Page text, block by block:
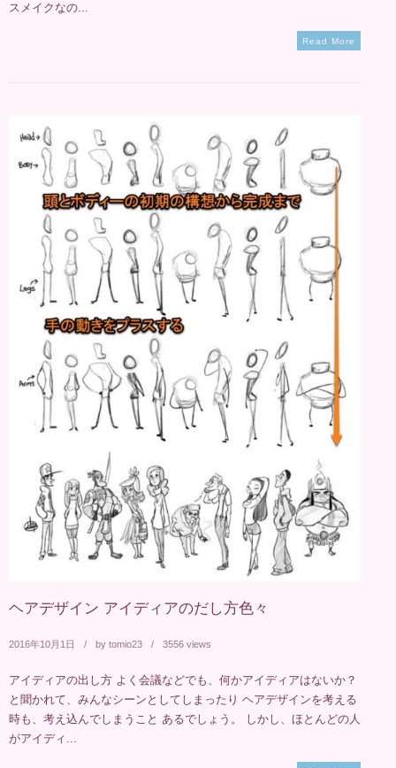
スメイクなの...
Read More
ヘアデザイン アイディアのだし方色々
2016年10月1日 by tomio23 3556 views
アイディアの出し方 よく会議などでも、何かアイディアはないか？
と聞かれて、みんなシーンとしてしまったり ヘアデザインを考える
時も、考え込んでしまうこと あるでしょう。 しかし、ほとんどの人
がアイディ...